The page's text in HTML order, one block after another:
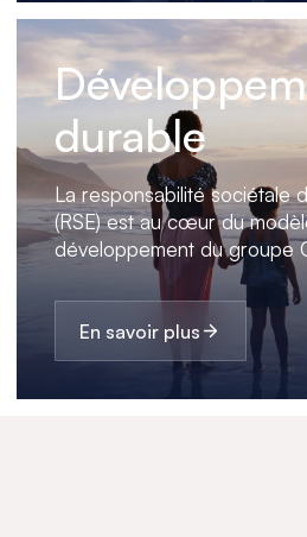
durable
La responsabilité sociétale
(RSE) est au cœur du
développement du groupe
En savoir plus